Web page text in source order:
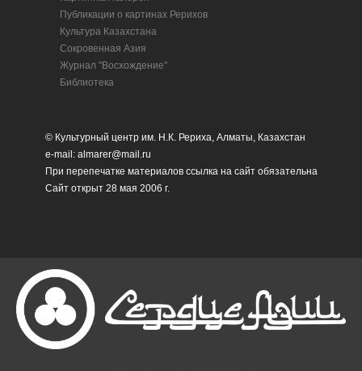
Публикации о картинах Рерихов
Культура Казахстана
Сокровенная Азия
Журнал "Восхождение"
Библиотека
© Культурный центр им. Н.К. Рериха, Алматы, Казахстан
e-mail: almarer@mail.ru
При перепечатке материалов ссылка на сайт обязательна
Сайт открыт 28 мая 2006 г.